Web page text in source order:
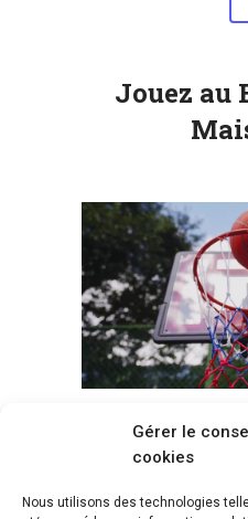
Gérer le
cookies
Nous utilisons des technologies
Jouez au
Voir tous